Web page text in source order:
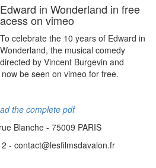
Edward in Wonderland in free
acess on vimeo
To celebrate the 10 years of Edward in
Wonderland, the musical comedy
directed by Vincent Burgevin and
be seen on vimeo for free.
the complete pdf
Blanche - 75009 PARIS
- contact@lesfilmsdavalon.fr